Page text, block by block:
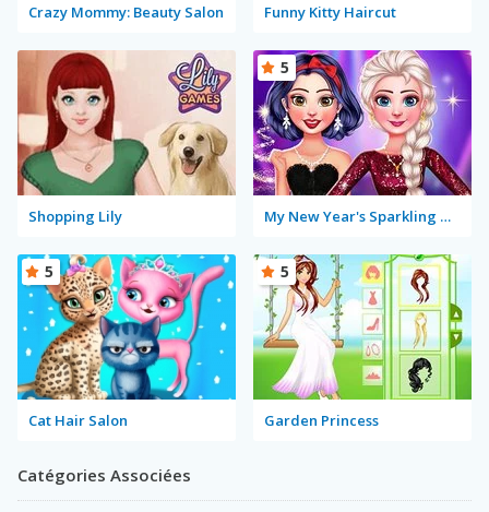
Crazy Mommy: Beauty Salon Funny Kitty Haircut
Shopping Lily My New Year's Sparkling Outfits
5
Cat Hair Salon
5
Garden Princess
5
Catégories Associées